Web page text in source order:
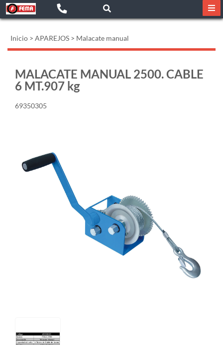
Inicio > APAREJOS > Malacate manual
MALACATE MANUAL 2500. CABLE
6 MT.907 kg
69350305